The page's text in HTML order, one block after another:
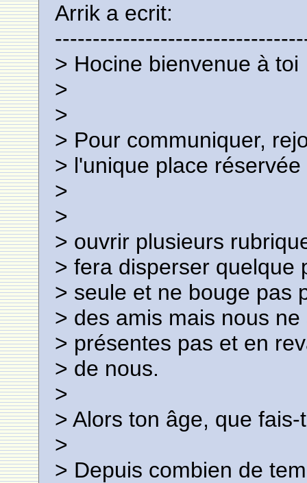
Arrik a ecrit:
> Hocine bienvenue à toi
>
>
> Pour communiquer,
> l'unique place
>
>
> ouvrir plusieurs
> fera disperser quelque
> seule et ne bouge pas
> des amis mais nous
> présentes pas et en
> de nous.
>
> Alors ton âge, que
>
> Depuis combien de